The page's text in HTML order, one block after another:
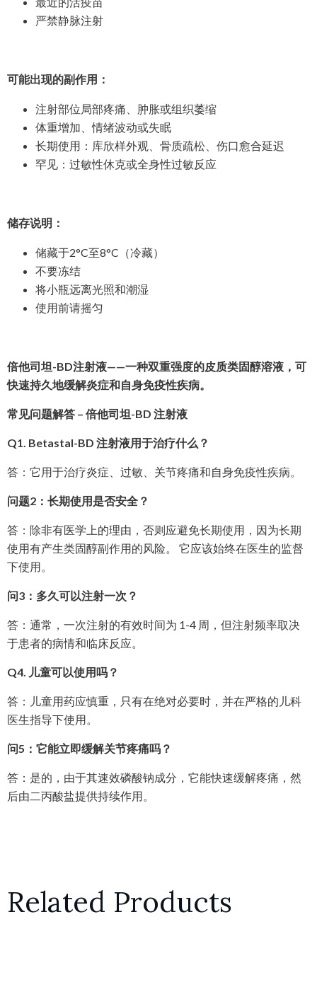
严禁静脉注射
可能出现的副作用：
注射部位局部疼痛、肿胀或组织萎缩
体重增加、情绪波动或失眠
长期使用：库欣样外观、骨质疏松、伤口愈合延迟
罕见：过敏性休克或全身性过敏反应
储存说明：
储藏于2°C至8°C（冷藏）
不要冻结
将小瓶远离光照和潮湿
使用前请摇匀
倍他司坦-BD注射液——一种双重强度的皮质类固醇溶液，可
快速持久地缓解炎症和自身免疫性疾病。
常见问题解答 – 倍他司坦-BD 注射液
Q1. Betastal-BD 注射液用于治疗什么？
答：它用于治疗炎症、过敏、关节疼痛和自身免疫性疾病。
问题2：长期使用是否安全？
答：除非有医学上的理由，否则应避免长期使用，因为长期
使用有产生类固醇副作用的风险。 它应该始终在医生的监督
下使用。
问3：多久可以注射一次？
答：通常，一次注射的有效时间为 1-4 周，但注射频率取决
于患者的病情和临床反应。
Q4. 儿童可以使用吗？
答：儿童用药应慎重，只有在绝对必要时，并在严格的儿科
医生指导下使用。
问5：它能立即缓解关节疼痛吗？
答：是的，由于其速效磷酸钠成分，它能快速缓解疼痛，然
后由二丙酸盐提供持续作用。
Related Products